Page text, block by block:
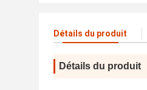
Détails du produit
Détails du produit